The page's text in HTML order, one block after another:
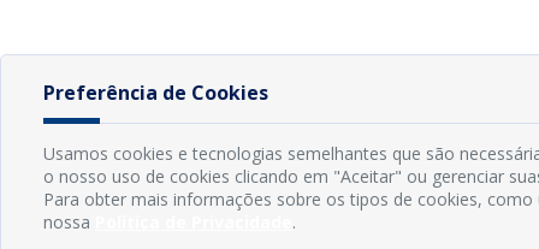
Preferência de Cookies
Usamos cookies e tecnologias semelhantes que são
o nosso uso de cookies clicando em "Aceitar" ou gerenciar
Para obter mais informações sobre os tipos de cookies,
nossa
.